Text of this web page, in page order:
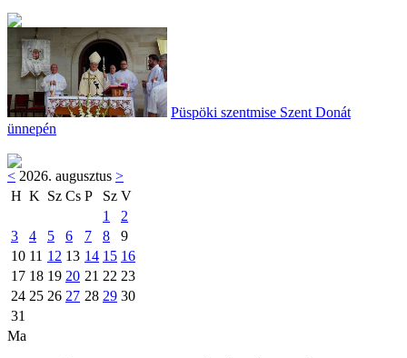
Püspöki szentmise Szent Donát
ünnepén
< 2026. augusztus >
H K Sz Cs P Sz V
1
2
3
4 5 6 7 8
9
10 11 12 13 14 15 16
17 18 19 20 21 22 23
24 25 26 27 28 29 30
31
Ma